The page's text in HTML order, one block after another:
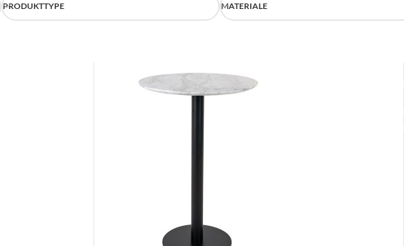
PRODUKTTYPE MATERIALE